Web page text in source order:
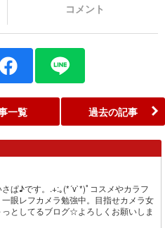
コメント
一覧 過去の記事
ぱ♪です。.+:｡(*´v`*)ﾟコスメやカラフ
眼レフカメラ勉強中。目指せカメラ女
としてるブログ☆よろしくお願いしま